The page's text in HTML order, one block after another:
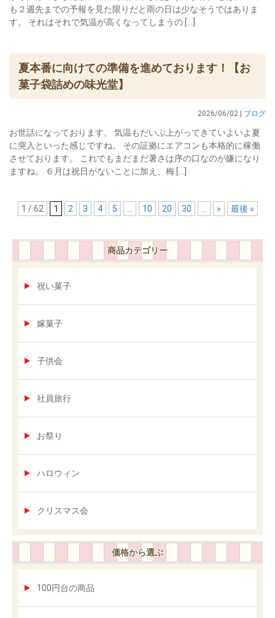
商品カテゴリー
祝い菓子
嫁菓子
子供会
社員旅行
お祭り
ハロウィン
クリスマス会
価格から選ぶ
100円台の商品
も２週先までの予報を見た限りだと雨の日は少なそうではありま
す。 それはそれで気温が高くなってしまうの […]
夏本番に向けての準備を進めております！【お
菓子袋詰めの味光堂】
2026/06/02 | ブログ
お世話になっております。 気温もだいぶ上がってきていよいよ夏
に突入といった感じですね。 その証拠にエアコンも本格的に稼働
させております。 これでもまだまだ暑さは序の口なのが嫌になり
ますね。 ６月は祝日がないことに加え、梅 […]
1 / 62 1 2 3 4 5 10 20 30 » 最後 »